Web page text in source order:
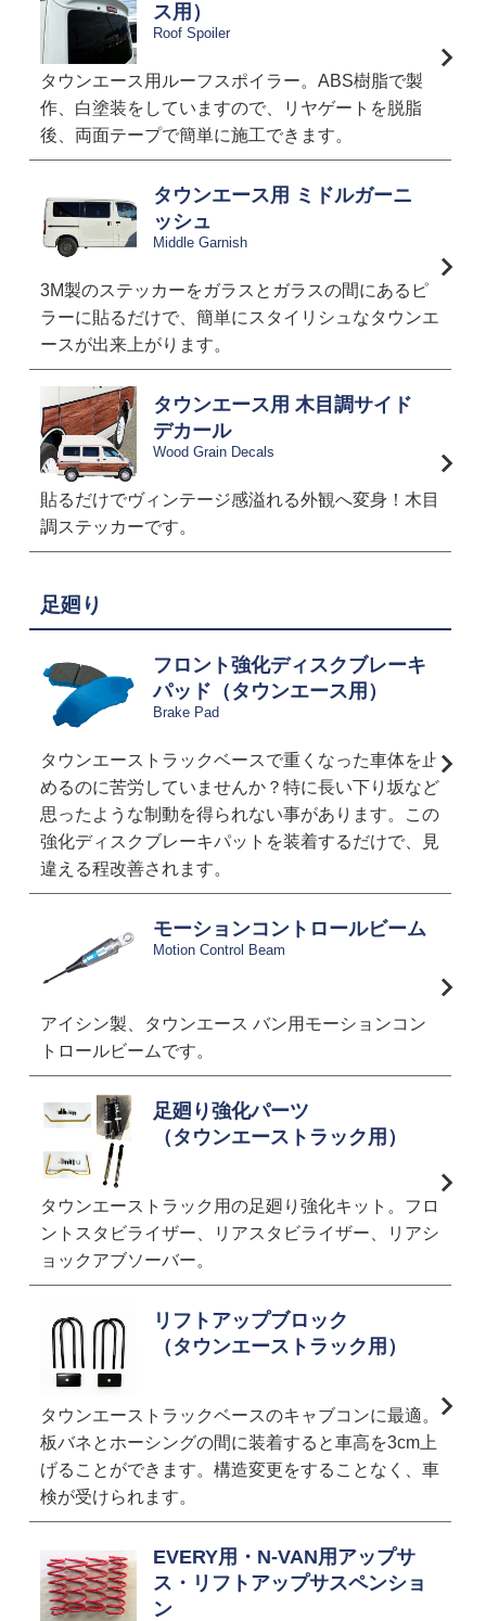
ス用）
Roof Spoiler
タウンエース用ルーフスポイラー。ABS樹脂で製
作、白塗装をしていますので、リヤゲートを脱脂
後、両面テープで簡単に施工できます。
タウンエース用 ミドルガーニ
ッシュ
Middle Garnish
3M製のステッカーをガラスとガラスの間にあるピ
ラーに貼るだけで、簡単にスタイリシュなタウンエ
ースが出来上がります。
タウンエース用 木目調サイド
デカール
Wood Grain Decals
貼るだけでヴィンテージ感溢れる外観へ変身！木目
調ステッカーです。
足廻り
フロント強化ディスクブレーキ
パッド（タウンエース用）
Brake Pad
タウンエーストラックベースで重くなった車体を止
めるのに苦労していませんか？特に長い下り坂など
思ったような制動を得られない事があります。この
強化ディスクブレーキパットを装着するだけで、見
違える程改善されます。
モーションコントロールビーム
Motion Control Beam
アイシン製、タウンエース バン用モーションコン
トロールビームです。
足廻り強化パーツ
（タウンエーストラック用）
タウンエーストラック用の足廻り強化キット。フロ
ントスタビライザー、リアスタビライザー、リアシ
ョックアブソーバー。
リフトアップブロック
（タウンエーストラック用）
タウンエーストラックベースのキャブコンに最適。
板バネとホーシングの間に装着すると車高を3cm上
げることができます。構造変更をすることなく、車
検が受けられます。
EVERY用・N-VAN用アップサ
ス・リフトアップサスペンショ
ン